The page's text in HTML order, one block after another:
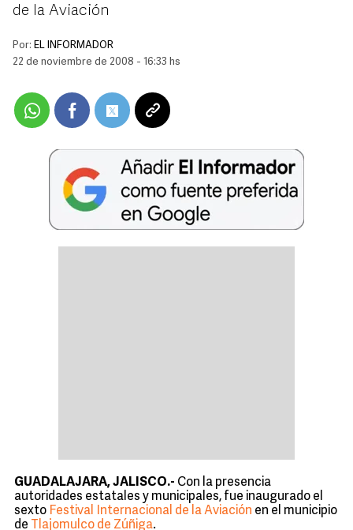
de la Aviación
Por: EL INFORMADOR
22 de noviembre de 2008 - 16:33 hs
GUADALAJARA, JALISCO.- Con la presencia
autoridades estatales y municipales, fue inaugurado el
sexto Festival Internacional de la Aviación en el municipio
de
Tlajomulco de Zúñiga.